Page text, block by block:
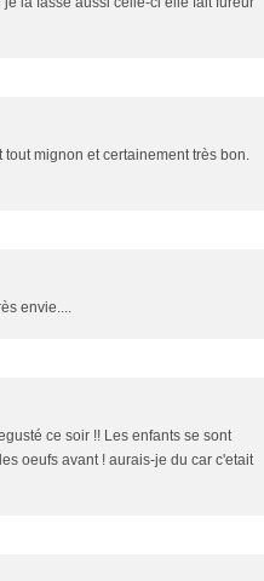
mignon et certainement très bon.
envie....
ce soir !! Les enfants se sont
oeufs avant ! aurais-je du car c'etait